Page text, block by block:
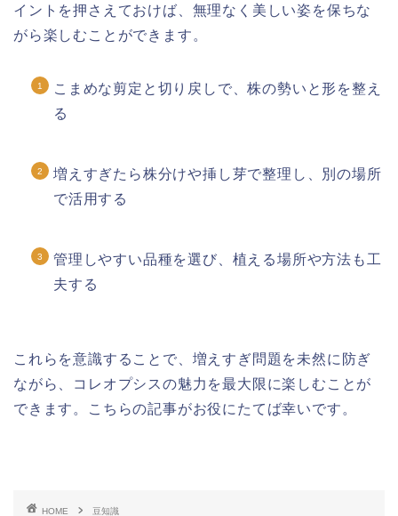
イントを押さえておけば、無理なく美しい姿を保ちな
がら楽しむことができます。
こまめな剪定と切り戻しで、株の勢いと形を整え
る
増えすぎたら株分けや挿し芽で整理し、別の場所
で活用する
管理しやすい品種を選び、植える場所や方法も工
夫する
これらを意識することで、増えすぎ問題を未然に防ぎ
ながら、コレオプシスの魅力を最大限に楽しむことが
できます。こちらの記事がお役にたてば幸いです。
HOME 豆知識